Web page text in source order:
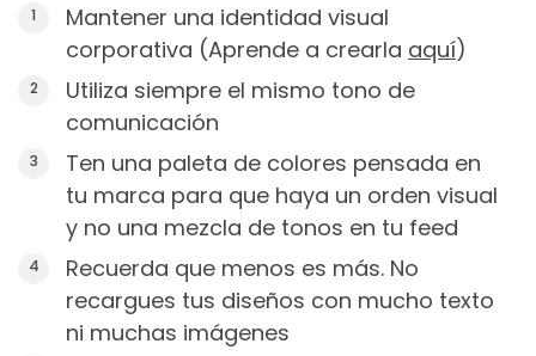
Mantener una identidad visual
corporativa (Aprende a crearla aquí)
Utiliza siempre el mismo tono de
comunicación
Ten una paleta de colores pensada en
tu marca para que haya un orden visual
y no una mezcla de tonos en tu feed
Recuerda que menos es más. No
recargues tus diseños con mucho texto
ni muchas imágenes